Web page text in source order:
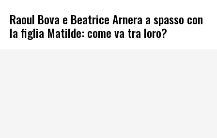
Raoul Bova e Beatrice Arnera a spasso con
la figlia Matilde: come va tra loro?